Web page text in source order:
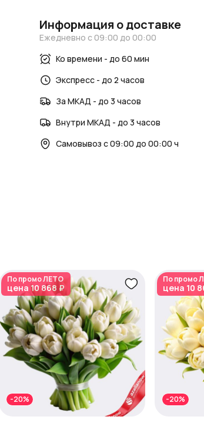
Информация о доставке
Ежедневно с 09:00 до 00:00
Ко времени - до 60 мин
Экспресс - до 2 часов
За МКАД - до 3 часов
Внутри МКАД - до 3 часов
Самовывоз с 09:00 до 00:00 ч
По промоЛЕТО
цена 10 868 ₽
-20%
По промо
цена 10
-20%